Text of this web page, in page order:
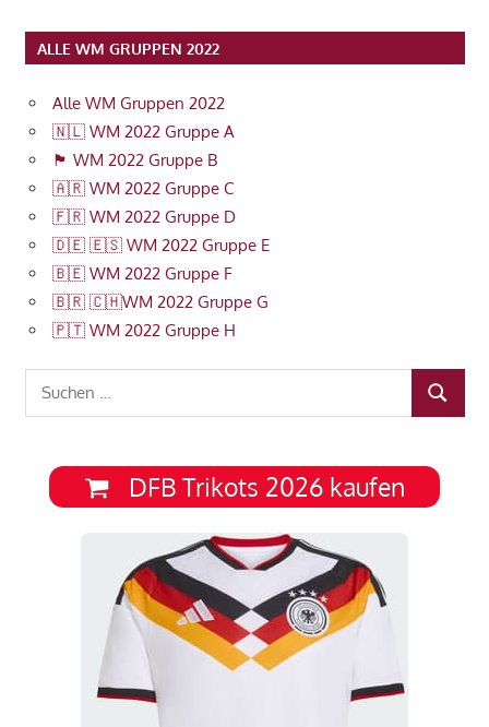
ALLE WM GRUPPEN 2022
Alle WM Gruppen 2022
🇳🇱 WM 2022 Gruppe A
🏴󠁧󠁢󠁥󠁮󠁧󠁿 WM 2022 Gruppe B
🇦🇷 WM 2022 Gruppe C
🇫🇷 WM 2022 Gruppe D
🇩🇪 🇪🇸 WM 2022 Gruppe E
🇧🇪 WM 2022 Gruppe F
🇧🇷 🇨🇭WM 2022 Gruppe G
🇵🇹 WM 2022 Gruppe H
Suchen
SUCHEN
DFB Trikots 2026 kaufen